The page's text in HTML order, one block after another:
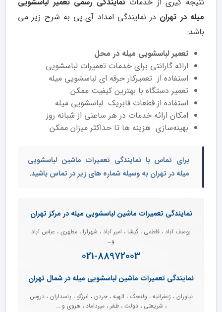
میله در تهران در نمایندگی امداد آی.پی به شرح زیر می
باشد:
تعمیر لباسشویی میله در محل
ارائه گارانتی برای خدمات تعمیرات لباسشویی
استفاده از تعمیرکار حرفه ای لباسشویی میله
تعمیر دستگاه با بهترین کیفیت ممکن
استفاده از قطعات فابریک لباسشویی میله
امکان ارائه خدمات در هر ساعتی از شبانه روز
بهینه‌سازی هزینه ها تا حداکثر میزان ممکن
برای تماس با نمایندگی تعمیرات ماشین لباسشویی
میله در تهران به وسیله شماره های زیر در تماس باشید.
نمایندگی تعمیرات ماشین لباسشویی میله در مرکز تهران
یوسف آباد ، فاطمی ، گیشا ، امیر آباد ، شهرآرا ، مطهری ، عباس آباد
و…
021-88972003
نمایندگی تعمیرات ماشین لباسشویی میله در شمال تهران
نیاوران ، زعفرانیه ، ولنجک ، الهیه ، جردن ، انرزگو ، پاسداران ، دروس
، شریعتی ، دولت ، ظفر ، میرداماد ، هروی و …